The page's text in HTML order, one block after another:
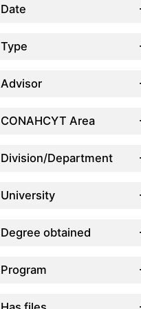
Date
Type
Advisor
CONAHCYT Area
Division/Department
University
Degree obtained
Program